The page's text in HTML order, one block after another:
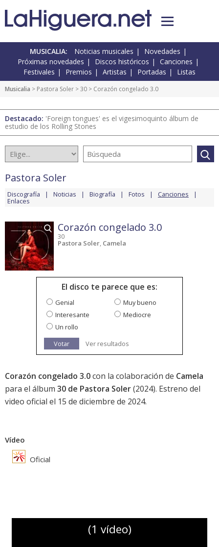
MUSICALIA: Noticias musicales
Novedades
Próximas novedades
Discos históricos
Canciones
Festivales
Premios Artistas Portadas Listas
Musicalia > Pastora Soler >30 > Corazón congelado 3.0
Destacado: 'Foreign tongues' es el vigesimoquinto álbum de
estudio de los Rolling Stones
Pastora Soler
Discografía Noticias Biografía Fotos Canciones
Enlaces
Corazón congelado 3.0
30
Pastora Soler, Camela
El disco te parece que es:
Genial
Muy bueno
Interesante
Mediocre
Un rollo
Votar
Ver resultados
Corazón congelado 3.0con la colaboración de Camela
para el álbum 30 de Pastora Soler(2024). Estreno del
video oficial el 15 de diciembre de 2024.
Vídeo
Oficial
(1 vídeo)